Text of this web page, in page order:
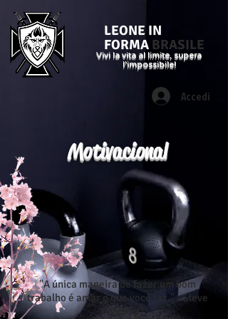
LEONE IN
FORMA BRASILE
Vivi la vita al limite, supera
l'impossibile!
Accedi
Motivacional
"A única maneira de fazer um bom
trabalho é amar o que você faz." - Steve
Jobs